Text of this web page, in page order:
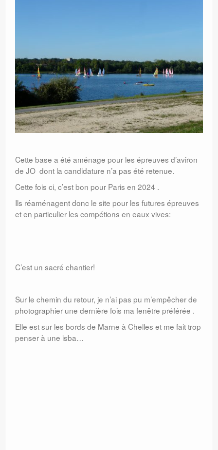
Cette base a été aménage pour les épreuves d’aviron
de JO dont la candidature n’a pas été retenue.
Cette fois ci, c’est bon pour Paris en 2024 .
Ils réaménagent donc le site pour les futures épreuves
et en particulier les compétions en eaux vives:
C’est un sacré chantier!
Sur le chemin du retour, je n’ai pas pu m’empêcher de
photographier une dernière fois ma fenêtre préférée .
Elle est sur les bords de Marne à Chelles et me fait trop
penser à une isba…